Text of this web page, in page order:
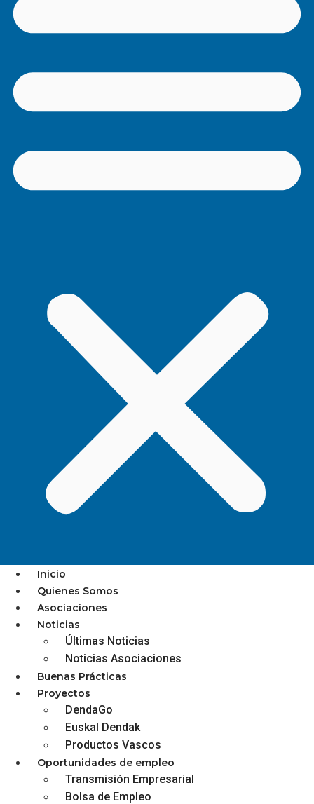
Inicio
Quienes Somos
Asociaciones
Noticias
Últimas Noticias
Noticias Asociaciones
Buenas Prácticas
Proyectos
DendaGo
Euskal Dendak
Productos Vascos
Oportunidades de empleo
Transmisión Empresarial
Bolsa de Empleo
EL GOBIERNO VASCO
DESTINA 1.850.00 EUROS A
LA DINAMIZACIÓN Y
COMPETITIVIDAD
COMERCIAL DE EUSKADI
diciembre 3, 2025